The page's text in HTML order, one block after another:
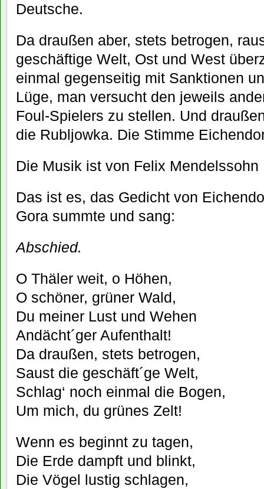
Deutsche.
Da draußen aber, stets betrogen,
geschäftige Welt, Ost und West
einmal gegenseitig mit Sanktionen
Lüge, man versucht den jeweils
Foul-Spielers zu stellen. Und
die Rubljowka. Die Stimme
Die Musik ist von Felix Mendelssohn
Das ist es, das Gedicht von
Gora summte und sang:
Abschied.
O Thäler weit, o Höhen,
O schöner, grüner Wald,
Du meiner Lust und Wehen
Andächt´ger Aufenthalt!
Da draußen, stets betrogen,
Saust die geschäft´ge Welt,
Schlag‘ noch einmal die Bogen,
Um mich, du grünes Zelt!
Wenn es beginnt zu tagen,
Die Erde dampft und blinkt,
Die Vögel lustig schlagen,